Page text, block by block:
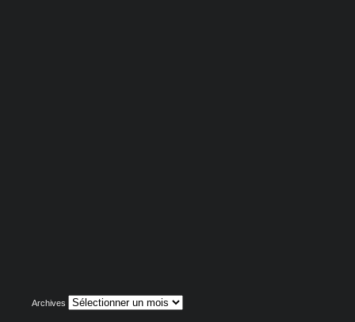
Archives